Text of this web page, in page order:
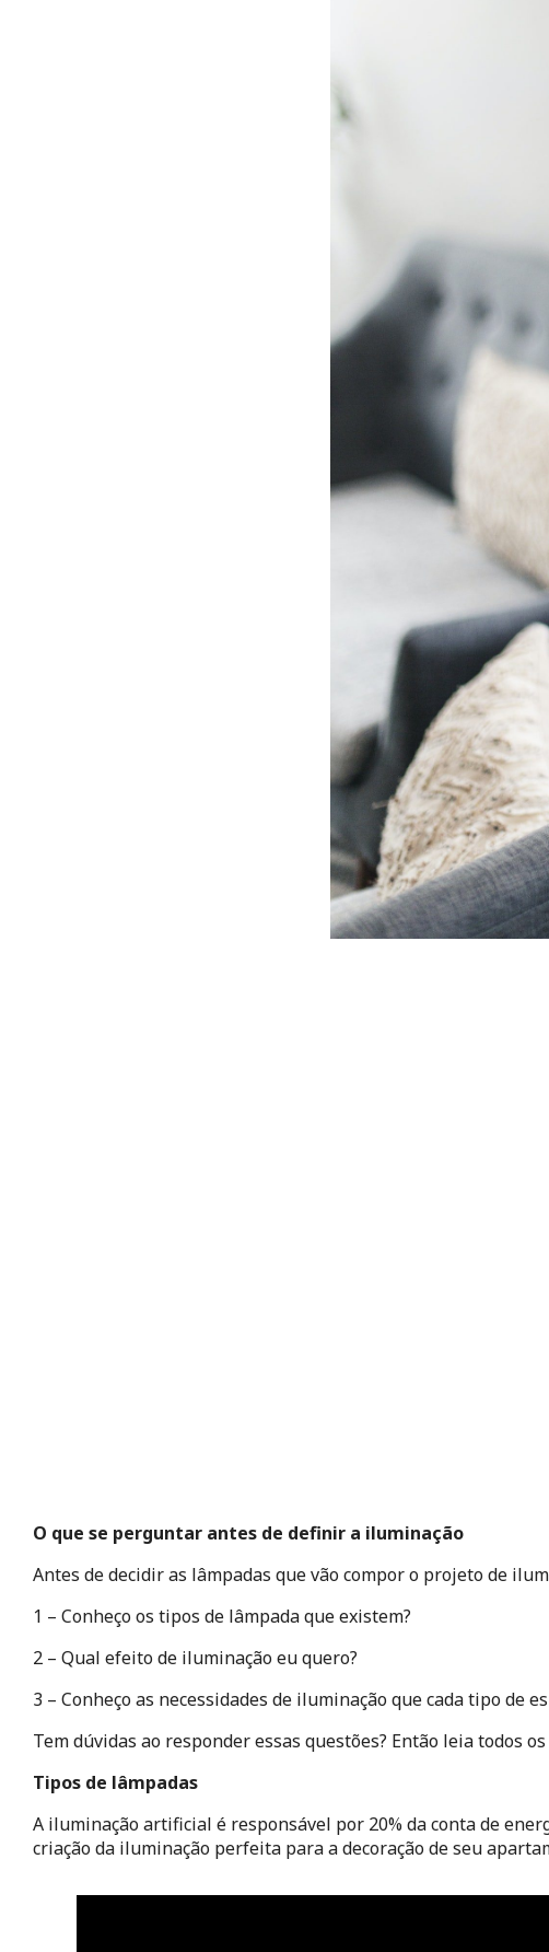
O que se perguntar antes de definir a iluminação
Antes de decidir as lâmpadas que vão compor o projeto de
1 – Conheço os tipos de lâmpada que existem?
2 – Qual efeito de iluminação eu quero?
3 – Conheço as necessidades de iluminação que cada tipo de
Tem dúvidas ao responder essas questões? Então leia todos
Tipos de lâmpadas
A iluminação artificial é responsável por 20% da conta de
criação da iluminação perfeita para a decoração de seu